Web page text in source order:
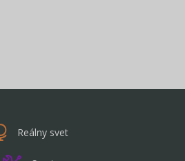
Reálny svet